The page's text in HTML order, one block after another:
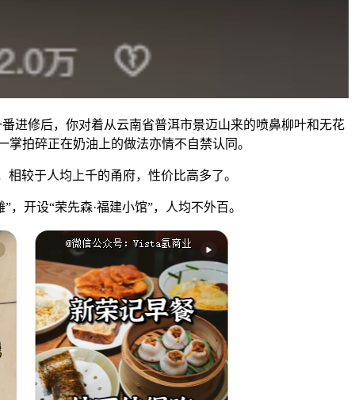
修后，你对着从云南省普洱市景迈山来的喷鼻柳叶和无花
拍碎正在奶油上的做法亦情不自禁认同。
较于人均上千的甬府，性价比高多了。
开设“荣先森·福建小馆”，人均不外百。